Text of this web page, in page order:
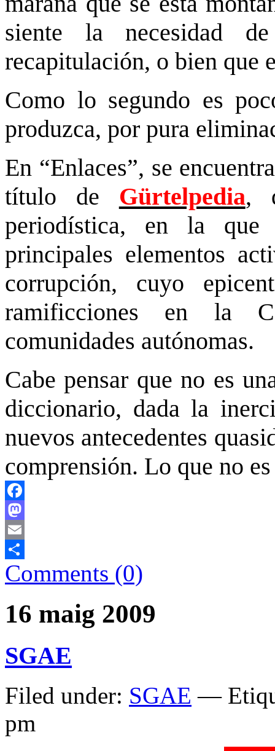
siente la necesidad
recapitulación, o bien que
Como lo segundo es
produzca, por pura
En “Enlaces”, se
título de Gürtelpedia,
periodística, en la
principales elementos
corrupción, cuyo
ramificciones en la
comunidades autónomas.
Cabe pensar que no es
diccionario, dada la
nuevos antecedentes
comprensión. Lo que no
Facebook
Mastodon
Email
Comparteix
Comments (0)
16 maig 2009
SGAE
Filed under: SGAE —
pm